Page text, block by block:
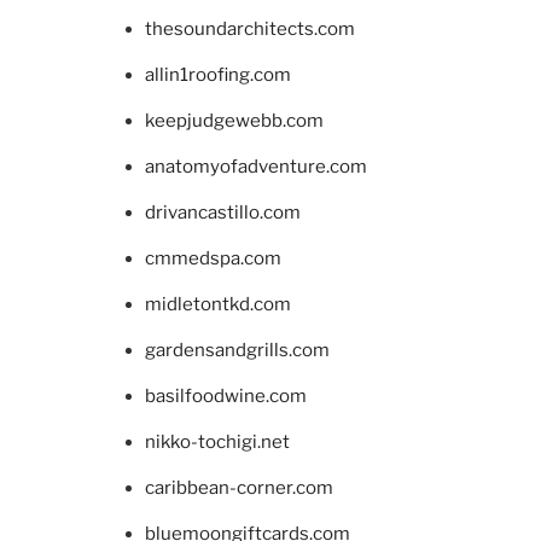
thesoundarchitects.com
allin1roofing.com
keepjudgewebb.com
anatomyofadventure.com
drivancastillo.com
cmmedspa.com
midletontkd.com
gardensandgrills.com
basilfoodwine.com
nikko-tochigi.net
caribbean-corner.com
bluemoongiftcards.com